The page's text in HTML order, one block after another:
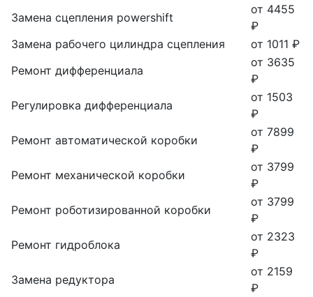
Замена сцепления powershift
от 4455
₽
Замена рабочего цилиндра сцепления
от 1011 ₽
Ремонт дифференциала
от 3635
₽
Регулировка дифференциала
от 1503
₽
Ремонт автоматической коробки
от 7899
₽
Ремонт механической коробки
от 3799
₽
Ремонт роботизированной коробки
от 3799
₽
Ремонт гидроблока
от 2323
₽
Замена редуктора
от 2159
₽